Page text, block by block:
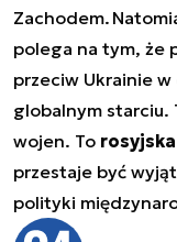
Zachodem.
polega na tym, że
przeciw Ukrainie
globalnym starciu.
wojen. To
przestaje być
polityki